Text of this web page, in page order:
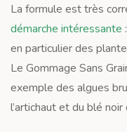
La formule est très
démarche intéressante
en particulier des
Le Gommage Sans
exemple des algues
l’artichaut et du blé